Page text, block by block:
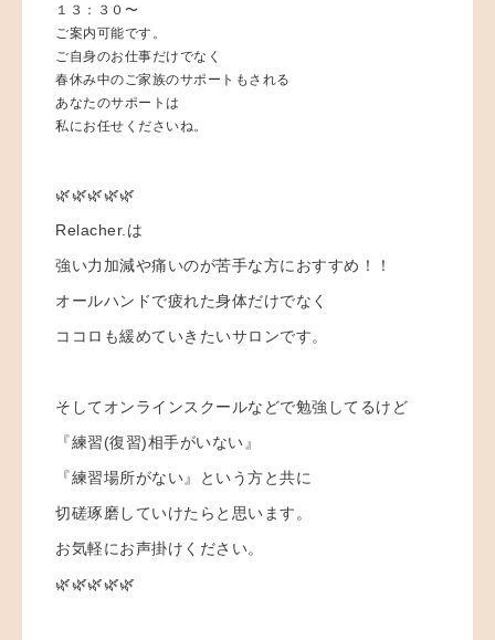
１３：３０〜
ご案内可能です。
ご自身のお仕事だけでなく
春休み中のご家族のサポートもされる
あなたのサポートは
私にお任せくださいね。
🌿🌿🌿🌿🌿
Relacher.は
強い力加減や痛いのが苦手な方におすすめ！！
オールハンドで疲れた身体だけでなく
ココロも緩めていきたいサロンです。
そしてオンラインスクールなどで勉強してるけど
『練習(復習)相手がいない』
『練習場所がない』という方と共に
切磋琢磨していけたらと思います。
お気軽にお声掛けください。
🌿🌿🌿🌿🌿